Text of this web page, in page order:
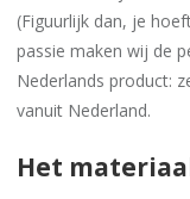
(Figuurlijk dan, je
passie maken wij de
Nederlands product:
vanuit Nederland.
Het